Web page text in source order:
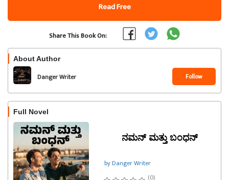
Read Free
Share This Book On:
About Author
Danger Writer Follow
Full Novel
ನಮನ್ ಮತ್ತು ಬಂಧನ್
by Danger Writer
(0)